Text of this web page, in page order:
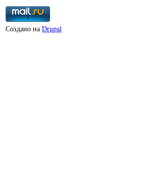
Создано на Drupal